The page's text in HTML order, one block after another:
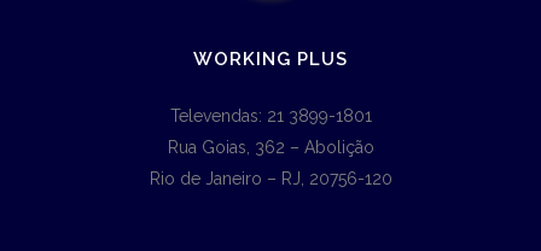
WORKING PLUS
Televendas: 21 3899-1801
Rua Goias, 362 – Abolição
Rio de Janeiro – RJ, 20756-120